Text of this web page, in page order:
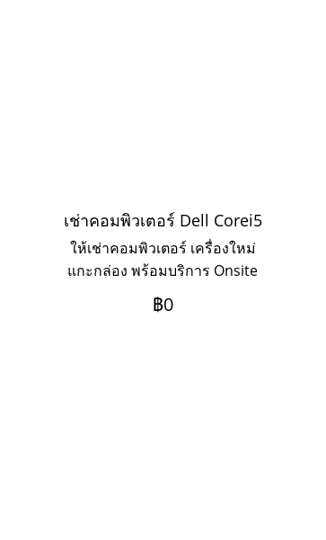
เช่าคอมพิวเตอร์ Dell Corei5
ให้เช่าคอมพิวเตอร์ เครื่องใหม่
แกะกล่อง พร้อมบริการ Onsite
Service แบบรายวัน รายสัปดาห์
รายเดือน รายปี
฿0